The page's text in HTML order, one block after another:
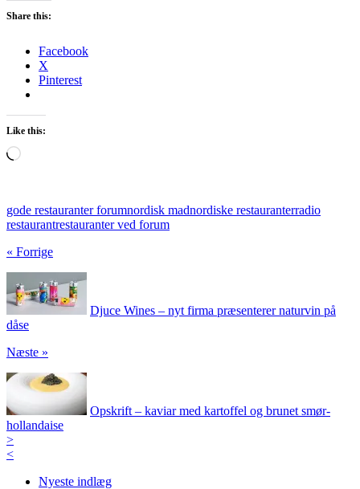
Share this:
Facebook
X
Pinterest
Like this:
Loading…
gode restauranter forumnordisk madnordiske restauranterradio
restaurantrestauranter ved forum
« Forrige
Djuce Wines – nyt firma præsenterer naturvin på
dåse
Næste »
Opskrift – kaviar med kartoffel og brunet smør-
hollandaise
>
<
Nyeste indlæg